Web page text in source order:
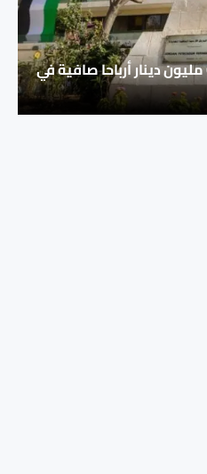
مصفاة البترول تحقق 62.1 مليون دينار أرباحا صافية في